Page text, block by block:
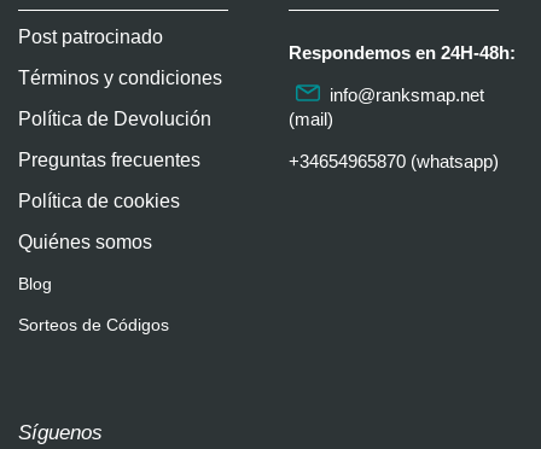
Post patrocinado
Términos y condiciones
Política de Devolución
Preguntas frecuentes
Política de cookies
Quiénes somos
Blog
Sorteos de Códigos
Respondemos en 24H-48h:
info@ranksmap.net
(mail)
+34654965870 (whatsapp)
Síguenos